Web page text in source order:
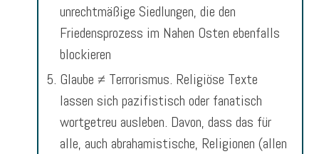
unrechtmäßige Siedlungen, die den
Friedensprozess im Nahen Osten ebenfalls
blockieren
Glaube ≠ Terrorismus. Religiöse Texte
lassen sich pazifistisch oder fanatisch
wortgetreu ausleben. Davon, dass das für
alle, auch abrahamistische, Religionen (allen